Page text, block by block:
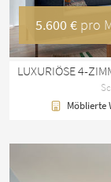
5.600 € pro
Möblierte